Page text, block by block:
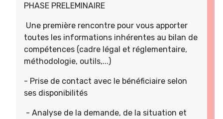
PHASE PRELEMINAIRE
Une première rencontre pour vous apporter
toutes les informations inhérentes au bilan de
compétences (cadre légal et réglementaire,
méthodologie, outils,...)
- Prise de contact avec le bénéficiaire selon
ses disponibilités
- Analyse de la demande, de la situation et